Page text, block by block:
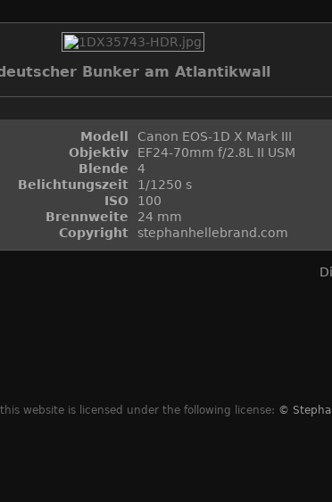
Bunker am Atlantikwall
Modell
Canon EOS-1D X Mark III
Objektiv
EF24-70mm f/2.8L II USM
Blende
4
Belichtungszeit
1/1250 s
ISO
100
Brennweite
24 mm
Copyright
stephanhellebrand.com
website is licensed under the following license: ©